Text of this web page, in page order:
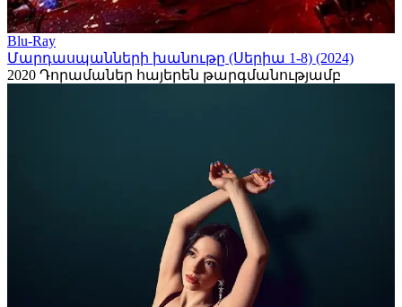
Blu-Ray
Մարդասպանների խանութը (Սերիա 1-8) (2024)
2020 Դորամաներ հայերեն թարգմանությամբ